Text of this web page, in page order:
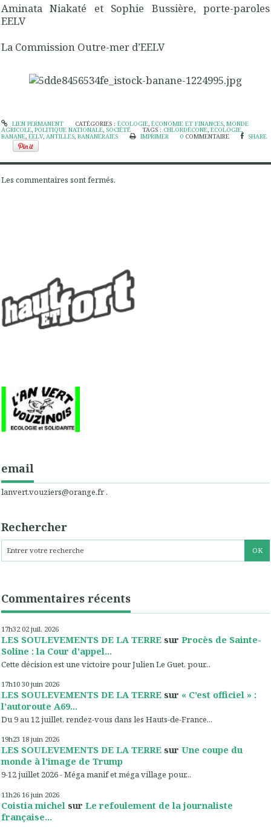
Aminata Niakaté et Sophie Bussière, porte-paroles
EELV
La Commission Outre-mer d’EELV
LIEN PERMANENT CATÉGORIES : ÉCOLOGIE, ÉCONOMIE ET FINANCES, MONDE
AGRICOLE, POLITIQUE NATIONALE, SOCIÉTÉ TAGS : CHLORDÉCONE,ECOLOGIE,
BANANE, EELV, ANTILLES, BANANERAIES IMPRIMER 0 COMMENTAIRE SHARE
Les commentaires sont fermés.
email
lanvert.vouziers@orange.fr .
Rechercher
Commentaires récents
17h32 02 juil. 2026
LES SOULEVEMENTS DE LA TERRE sur Procès de Sainte-
Soline : la Cour d'appel...
Cette décision est une victoire pour Julien Le Guet, pour...
17h10 30 juin 2026
LES SOULEVEMENTS DE LA TERRE sur « C’est officiel » :
l’autoroute A69...
Du 9 au 12 juillet, rendez-vous dans les Hauts-de-France...
19h23 18 juin 2026
LES SOULEVEMENTS DE LA TERRE sur Une coupe du
monde à l’image de Trump
9-12 juillet 2026 - Méga manif et méga village pour...
11h26 16 juin 2026
Coistia michel sur Le refoulement de la journaliste
française...